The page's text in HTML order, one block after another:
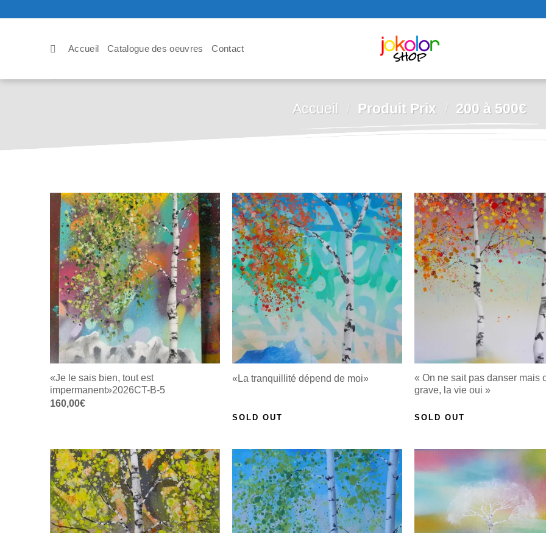
Accueil Catalogue des oeuvres Contact
Accueil / Produit Prix / 200 à 500€
«Je le sais bien, tout est
impermanent»2026CT-B-5
160,00€
«La tranquillité dépend de moi»
« On ne sait pas danser mais
grave, la vie oui »